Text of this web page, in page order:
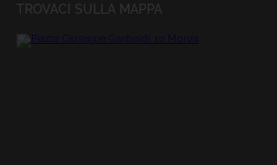
TROVACI SULLA MAPPA